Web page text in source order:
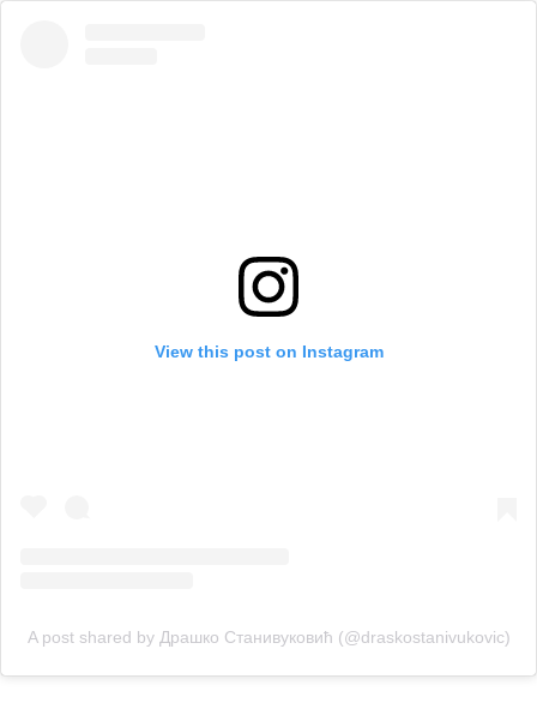
View this post on Instagram
A post shared by Драшко Станивуковић (@draskostanivukovic)